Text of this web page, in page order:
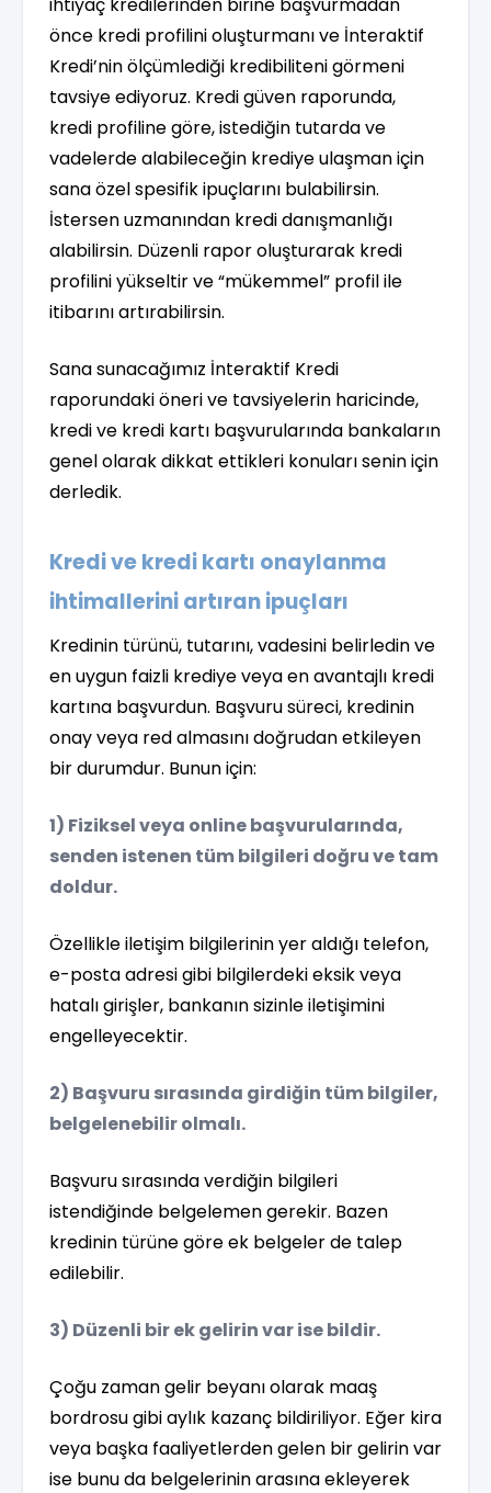
önce kredi profilini oluşturmanı ve İnteraktif
Kredi’nin ölçümlediği kredibiliteni görmeni
tavsiye ediyoruz. Kredi güven raporunda,
kredi profiline göre, istediğin tutarda ve
vadelerde alabileceğin krediye ulaşman için
sana özel spesifik ipuçlarını bulabilirsin.
İstersen uzmanından kredi danışmanlığı
alabilirsin. Düzenli rapor oluşturarak kredi
profilini yükseltir ve “mükemmel” profil ile
itibarını artırabilirsin.
Sana sunacağımız İnteraktif Kredi
raporundaki öneri ve tavsiyelerin haricinde,
kredi ve kredi kartı başvurularında bankaların
genel olarak dikkat ettikleri konuları senin için
derledik.
Kredi ve kredi kartı onaylanma
ihtimallerini artıran ipuçları
Kredinin türünü, tutarını, vadesini belirledin ve
en uygun faizli krediye veya en avantajlı kredi
kartına başvurdun. Başvuru süreci, kredinin
onay veya red almasını doğrudan etkileyen
bir durumdur. Bunun için:
1) Fiziksel veya online başvurularında,
senden istenen tüm bilgileri doğru ve tam
doldur.
Özellikle iletişim bilgilerinin yer aldığı telefon,
e-posta adresi gibi bilgilerdeki eksik veya
hatalı girişler, bankanın sizinle iletişimini
engelleyecektir.
2) Başvuru sırasında girdiğin tüm bilgiler,
belgelenebilir olmalı.
Başvuru sırasında verdiğin bilgileri
istendiğinde belgelemen gerekir. Bazen
kredinin türüne göre ek belgeler de talep
edilebilir.
3) Düzenli bir ek gelirin var ise bildir.
Çoğu zaman gelir beyanı olarak maaş
bordrosu gibi aylık kazanç bildiriliyor. Eğer kira
veya başka faaliyetlerden gelen bir gelirin var
ise bunu da belgelerinin arasına ekleyerek